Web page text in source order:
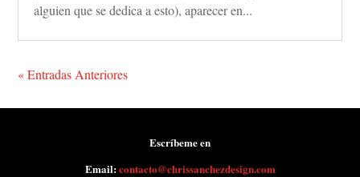
alguien que se dedica a esto), aparecer en...
« Entradas Anteriores
Escríbeme en
Email:contacto@chrissanchezdesign.com